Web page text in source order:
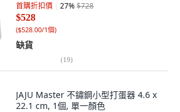
首購折扣價 27%$728
$528
($528.00/1個)
缺貨
(19)
JAJU Master 不鏽鋼小型打蛋器 4.6 x
22.1 cm, 1個, 單一顏色